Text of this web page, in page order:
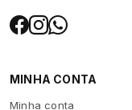
MINHA CONTA
Minha conta